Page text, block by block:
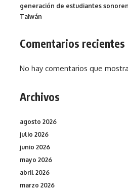
generación de estudiantes
Taiwán
Comentarios recientes
No hay comentarios que
Archivos
agosto 2026
julio 2026
junio 2026
mayo 2026
abril 2026
marzo 2026